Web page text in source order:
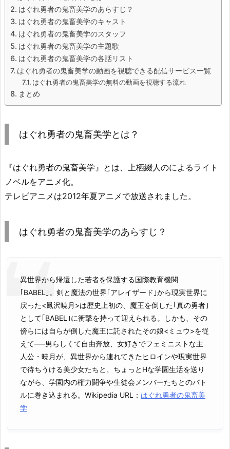
はぐれ勇者の鬼畜美学のあらすじ？
はぐれ勇者の鬼畜美学のキャスト
はぐれ勇者の鬼畜美学のスタッフ
はぐれ勇者の鬼畜美学の主題歌
はぐれ勇者の鬼畜美学の各話リスト
はぐれ勇者の鬼畜美学の動画を視聴できる配信サービス一覧
はぐれ勇者の鬼畜美学の無料の動画を視聴する流れ
まとめ
はぐれ勇者の鬼畜美学とは？
『はぐれ勇者の鬼畜美学』とは、上栖綴人のによるライト
ノベルをアニメ化。
テレビアニメは2012年夏アニメで放送されました。
はぐれ勇者の鬼畜美学のあらすじ？
異世界から帰還した若者を保護する国際教育機関
｢BABEL｣。剣と魔法の世界｢アレイザード｣から現実世界に
戻った<鳳沢暁月>は歴史上初の、魔王を倒した｢真の勇者｣
として｢BABEL｣に衝撃を持って迎えられる。しかも、その
傍らには自らが倒した魔王に託されたその娘<ミュウ>を従
えて—–男らしくて自由奔放、女好きでフェミニストな主
人公・暁月が、異世界から連れてきたヒロインや現実世界
で待ちうける美少女たちと、ちょっとHな学園生活を送り
ながら、学園内の権力闘争や生徒会メンバーたちとのバト
ルに巻き込まれる。Wikipedia URL： はぐれ勇者の鬼畜美
学